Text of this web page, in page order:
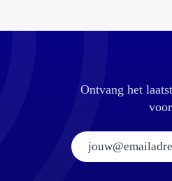
Ontvang het